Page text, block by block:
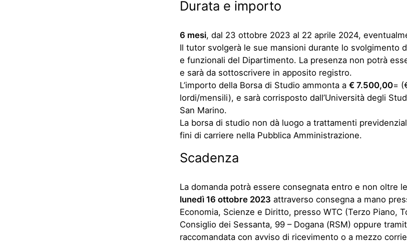
Durata e importo
6 mesi, dal 23 ottobre 2023 al 22 aprile 2024,
Il tutor svolgerà le sue mansioni durante lo svolgimento
e funzionali del Dipartimento. La presenza non potrà
e sarà da sottoscrivere in apposito registro.
L’importo della Borsa di Studio ammonta a € 7.500,00=
lordi/mensili), e sarà corrisposto dall’Università degli
San Marino.
La borsa di studio non dà luogo a trattamenti
fini di carriere nella Pubblica Amministrazione.
Scadenza
La domanda potrà essere consegnata entro e non oltre le
lunedì 16 ottobre 2023 attraverso consegna a mano
Economia, Scienze e Diritto, presso WTC (Terzo Piano,
Consiglio dei Sessanta, 99 – Dogana (RSM) oppure
raccomandata con avviso di ricevimento o a mezzo